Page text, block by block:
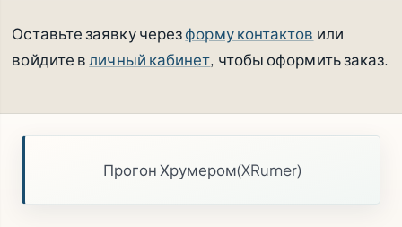
Оставьте заявку черезформу контактов или
войдите вличный кабинет, чтобы оформить заказ.
Прогон Хрумером(XRumer)